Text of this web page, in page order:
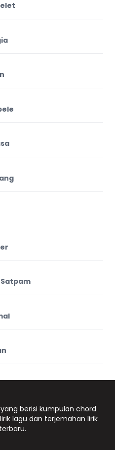
berisi kumpulan chord
lagu dan terjemahan lirik